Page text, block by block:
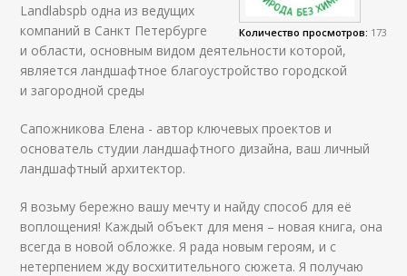
Количество просмотров: 173
Landlabspb одна из ведущих
компаний в Санкт Петербурге
и области, основным видом деятельности которой,
является ландшафтное благоустройство городской
и загородной среды
Сапожникова Елена - автор ключевых проектов и
основатель студии ландшафтного дизайна, ваш личный
ландшафтный архитектор.
Я возьму бережно вашу мечту и найду способ для её
воплощения! Каждый объект для меня – новая книга, она
всегда в новой обложке. Я рада новым героям, и с
нетерпением жду восхитительного сюжета. Я получаю